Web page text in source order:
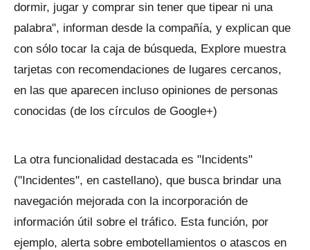
dormir, jugar y comprar sin tener que tipear ni una
palabra", informan desde la compañía, y explican que
con sólo tocar la caja de búsqueda, Explore muestra
tarjetas con recomendaciones de lugares cercanos,
en las que aparecen incluso opiniones de personas
conocidas (de los círculos de Google+)
La otra funcionalidad destacada es "Incidents"
("Incidentes", en castellano), que busca brindar una
navegación mejorada con la incorporación de
información útil sobre el tráfico. Esta función, por
ejemplo, alerta sobre embotellamientos o atascos en